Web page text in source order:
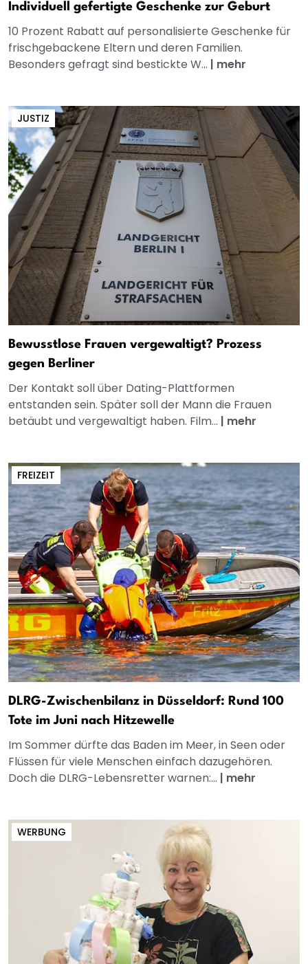
Individuell gefertigte Geschenke zur Geburt
10 Prozent Rabatt auf personalisierte Geschenke für
frischgebackene Eltern und deren Familien.
Besonders gefragt sind bestickte W... | mehr
JUSTIZ
Bewusstlose Frauen vergewaltigt? Prozess
gegen Berliner
Der Kontakt soll über Dating-Plattformen
entstanden sein. Später soll der Mann die Frauen
betäubt und vergewaltigt haben. Film... | mehr
FREIZEIT
DLRG-Zwischenbilanz in Düsseldorf: Rund 100
Tote im Juni nach Hitzewelle
Im Sommer dürfte das Baden im Meer, in Seen oder
Flüssen für viele Menschen einfach dazugehören.
Doch die DLRG-Lebensretter warnen:... | mehr
WERBUNG